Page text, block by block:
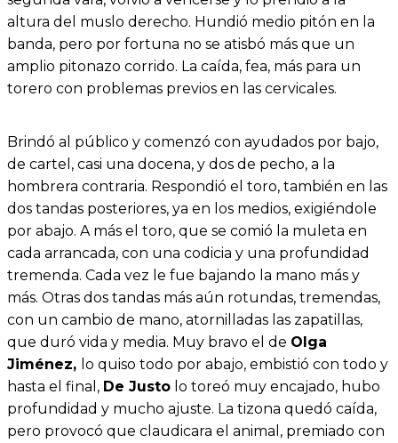
altura del muslo derecho. Hundió medio pitón en la
banda, pero por fortuna no se atisbó más que un
amplio pitonazo corrido. La caída, fea, más para un
torero con problemas previos en las cervicales.
Brindó al público y comenzó con ayudados por bajo,
de cartel, casi una docena, y dos de pecho, a la
hombrera contraria. Respondió el toro, también en las
dos tandas posteriores, ya en los medios, exigiéndole
por abajo. A más el toro, que se comió la muleta en
cada arrancada, con una codicia y una profundidad
tremenda. Cada vez le fue bajando la mano más y
más. Otras dos tandas más aún rotundas, tremendas,
con un cambio de mano, atornilladas las zapatillas,
que duró vida y media. Muy bravo el de Olga
Jiménez, lo quiso todo por abajo, embistió con todo y
hasta el final, De Justo lo toreó muy encajado, hubo
profundidad y mucho ajuste. La tizona quedó caída,
pero provocó que claudicara el animal, premiado con